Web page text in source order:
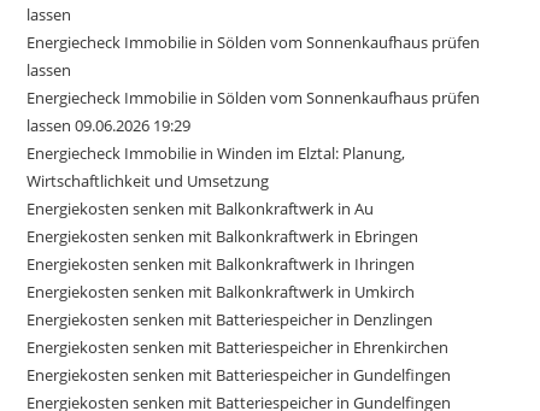
lassen
Energiecheck Immobilie in Sölden vom Sonnenkaufhaus prüfen
lassen
Energiecheck Immobilie in Sölden vom Sonnenkaufhaus prüfen
lassen 09.06.2026 19:29
Energiecheck Immobilie in Winden im Elztal: Planung,
Wirtschaftlichkeit und Umsetzung
Energiekosten senken mit Balkonkraftwerk in Au
Energiekosten senken mit Balkonkraftwerk in Ebringen
Energiekosten senken mit Balkonkraftwerk in Ihringen
Energiekosten senken mit Balkonkraftwerk in Umkirch
Energiekosten senken mit Batteriespeicher in Denzlingen
Energiekosten senken mit Batteriespeicher in Ehrenkirchen
Energiekosten senken mit Batteriespeicher in Gundelfingen
Energiekosten senken mit Batteriespeicher in Gundelfingen